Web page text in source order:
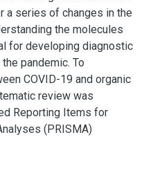
a series of changes in the
the molecules
for developing diagnostic
pandemic. To
COVID-19 and organic
review was
Reporting Items for
(PRISMA)